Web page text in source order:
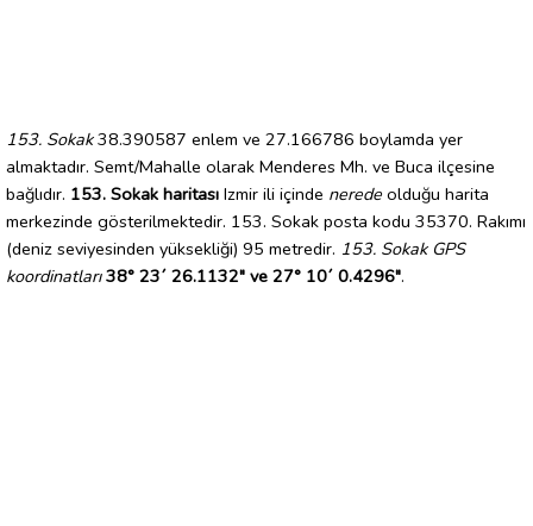
153. Sokak38.390587 enlem ve 27.166786 boylamda yer
almaktadır. Semt/Mahalle olarak Menderes Mh. ve Buca ilçesine
bağlıdır. 153. Sokak haritası Izmir ili içinde nerede olduğu harita
merkezinde gösterilmektedir. 153. Sokak posta kodu 35370. Rakımı
(deniz seviyesinden yüksekliği) 95 metredir. 153. Sokak GPS
koordinatları 38° 23´ 26.1132" ve 27° 10´ 0.4296".